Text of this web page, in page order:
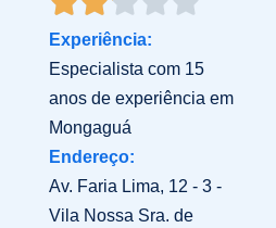
Experiência:
Especialista com 15
anos de experiência em
Mongaguá
Endereço:
Av. Faria Lima, 12 - 3 -
Vila Nossa Sra. de